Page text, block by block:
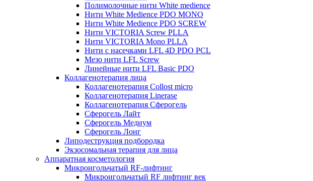
Полимолочные нити White medience
Нити White Medience PDO MONO
Нити White Medience PDO SCREW
Нити VICTORIA Screw PLLA
Нити VICTORIA Mono PLLA
Нити с насечками LFL 4D PDO PCL
Мезо нити LFL Screw
Линейные нити LFL Basic PDO
Коллагенотерапия лица
Коллагенотерапия Collost micro
Коллагенотерапия Linerase
Коллагенотерапия Сферогель
Сферогель Лайт
Сферогель Медиум
Сферогель Лонг
Липодеструкция подбородка
Экзосомальная терапия для лица
Аппаратная косметология
Микроигольчатый RF-лифтинг
Микроигольчатый RF лифтинг век